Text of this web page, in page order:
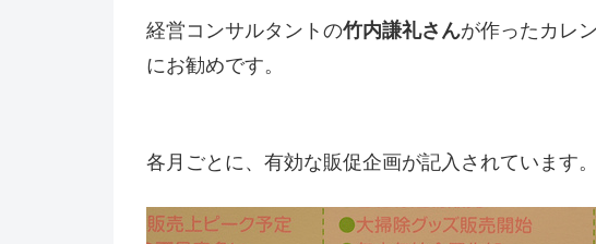
経営コンサルタントの竹内謙礼さんが作ったカレ
にお勧めです。
各月ごとに、有効な販促企画が記入されています。